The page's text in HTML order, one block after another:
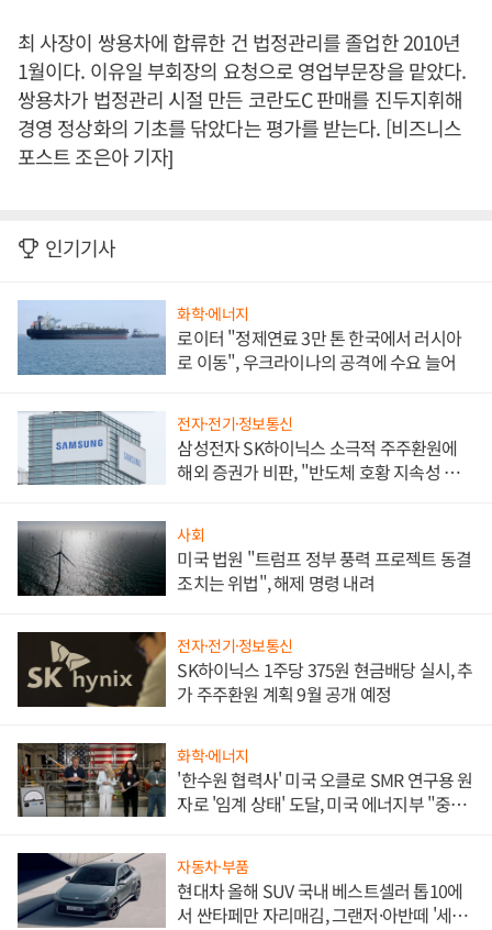
최 사장이 쌍용차에 합류한 건 법정관리를 졸업한 2010년
1월이다. 이유일 부회장의 요청으로 영업부문장을 맡았다.
쌍용차가 법정관리 시절 만든 코란도C 판매를 진두지휘해
경영 정상화의 기초를 닦았다는 평가를 받는다. [비즈니스
포스트 조은아 기자]
인기기사
화학·에너지
로이터 "정제연료 3만 톤 한국에서 러시아
로 이동", 우크라이나의 공격에 수요 늘어
전자·전기·정보통신
삼성전자 SK하이닉스 소극적 주주환원에
해외 증권가 비판, "반도체 호황 지속성 의
사회
미국 법원 "트럼프 정부 풍력 프로젝트 동결
조치는 위법", 해제 명령 내려
전자·전기·정보통신
SK하이닉스 1주당 375원 현금배당 실시, 추
가 주주환원 계획 9월 공개 예정
화학·에너지
'한수원 협력사' 미국 오클로 SMR 연구용 원
자로 '임계 상태' 도달, 미국 에너지부 "중요
자동차·부품
현대차 올해 SUV 국내 베스트셀러 톱10에
서 싼타페만 자리매김, 그랜저·아반떼 '세단